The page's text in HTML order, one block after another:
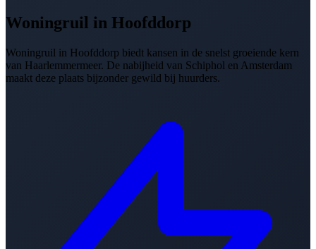
Woningruil in Hoofddorp
Woningruil in Hoofddorp biedt kansen in de snelst groeiende kern
van Haarlemmermeer. De nabijheid van Schiphol en Amsterdam
maakt deze plaats bijzonder gewild bij huurders.